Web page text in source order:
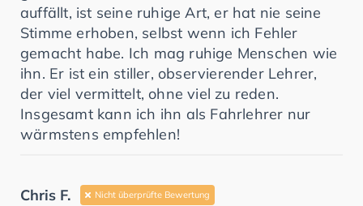
auffällt, ist seine ruhige Art, er hat nie seine
Stimme erhoben, selbst wenn ich Fehler
gemacht habe. Ich mag ruhige Menschen wie
ihn. Er ist ein stiller, observierender Lehrer,
der viel vermittelt, ohne viel zu reden.
Insgesamt kann ich ihn als Fahrlehrer nur
wärmstens empfehlen!
Chris F. Nicht überprüfte Bewertung